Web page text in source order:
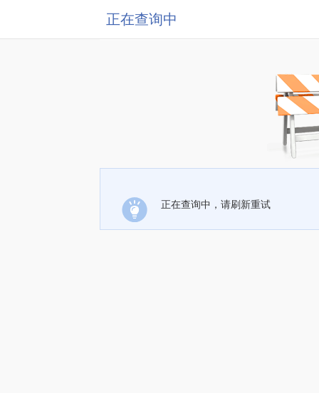
正在查询中
正在查询中，请刷新重试